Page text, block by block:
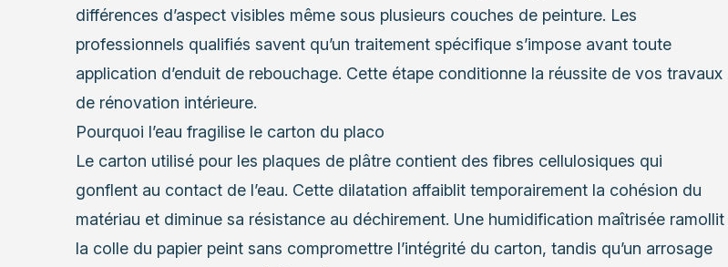
différences d’aspect visibles même sous plusieurs couches de peinture. Les
professionnels qualifiés savent qu’un traitement spécifique s’impose avant toute
application d’enduit de rebouchage. Cette étape conditionne la réussite de vos travaux
de rénovation intérieure.
Pourquoi l’eau fragilise le carton du placo
Le carton utilisé pour les plaques de plâtre contient des fibres cellulosiques qui
gonflent au contact de l’eau. Cette dilatation affaiblit temporairement la cohésion du
matériau et diminue sa résistance au déchirement. Une humidification maîtrisée ramollit
la colle du papier peint sans compromettre l’intégrité du carton, tandis qu’un arrosage